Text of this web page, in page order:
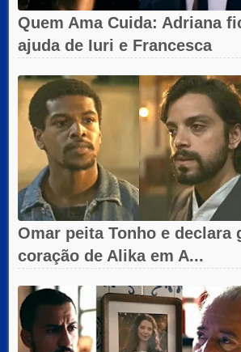
Quem Ama Cuida: Adriana
ajuda de Iuri e Francesca
Omar peita Tonho e declara
coração de Alika em A...